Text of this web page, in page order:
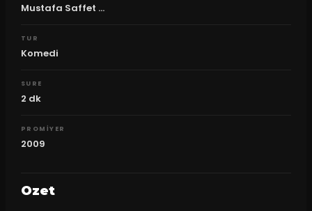
Mustafa Saffet ...
TUR
Komedi
SURE
2 dk
PROMIYER
2009
Ozet